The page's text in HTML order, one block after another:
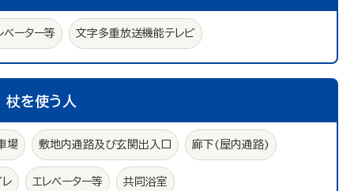
ベーター等 文字多重放送機能テレビ
杖を使う人
場 敷地内通路及び玄関出入口 廊下(屋内通路)
レ エレベーター等 共同浴室